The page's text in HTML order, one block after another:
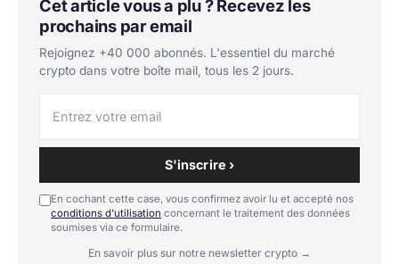
Cet article vous a plu ? Recevez les
prochains par email
Rejoignez +40 000 abonnés. L'essentiel du marché
crypto dans votre boîte mail, tous les 2 jours.
S'inscrire ›
En cochant cette case, vous confirmez avoir lu et accepté nos
conditions d'utilisation concernant le traitement des données
soumises via ce formulaire.
En savoir plus sur notre newsletter crypto →